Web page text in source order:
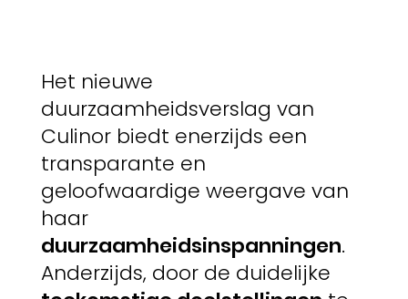
Het nieuwe
duurzaamheidsverslag van
Culinor biedt enerzijds een
transparante en
geloofwaardige weergave van
haar
duurzaamheidsinspanningen.
Anderzijds, door de duidelijke